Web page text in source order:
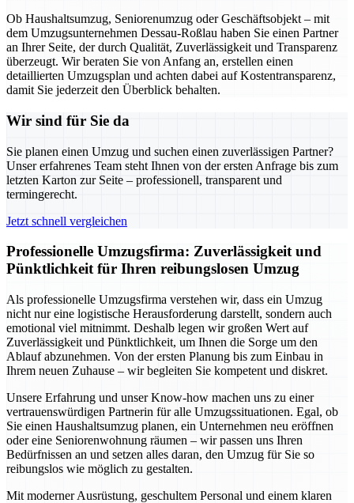
Ob Haushaltsumzug, Seniorenumzug oder Geschäftsobjekt – mit
dem Umzugsunternehmen Dessau-Roßlau haben Sie einen Partner
an Ihrer Seite, der durch Qualität, Zuverlässigkeit und Transparenz
überzeugt. Wir beraten Sie von Anfang an, erstellen einen
detaillierten Umzugsplan und achten dabei auf Kostentransparenz,
damit Sie jederzeit den Überblick behalten.
Wir sind für Sie da
Sie planen einen Umzug und suchen einen zuverlässigen Partner?
Unser erfahrenes Team steht Ihnen von der ersten Anfrage bis zum
letzten Karton zur Seite – professionell, transparent und
termingerecht.
Jetzt schnell vergleichen
Professionelle Umzugsfirma: Zuverlässigkeit und
Pünktlichkeit für Ihren reibungslosen Umzug
Als professionelle Umzugsfirma verstehen wir, dass ein Umzug
nicht nur eine logistische Herausforderung darstellt, sondern auch
emotional viel mitnimmt. Deshalb legen wir großen Wert auf
Zuverlässigkeit und Pünktlichkeit, um Ihnen die Sorge um den
Ablauf abzunehmen. Von der ersten Planung bis zum Einbau in
Ihrem neuen Zuhause – wir begleiten Sie kompetent und diskret.
Unsere Erfahrung und unser Know-how machen uns zu einer
vertrauenswürdigen Partnerin für alle Umzugssituationen. Egal, ob
Sie einen Haushaltsumzug planen, ein Unternehmen neu eröffnen
oder eine Seniorenwohnung räumen – wir passen uns Ihren
Bedürfnissen an und setzen alles daran, den Umzug für Sie so
reibungslos wie möglich zu gestalten.
Mit moderner Ausrüstung, geschultem Personal und einem klaren